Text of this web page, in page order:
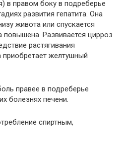
в правом боку в подреберье
развития гепатита. Она
живота или спускается
повышена. Развивается цирроз
растягивания
желтушный
правее в подреберье
болезнях печени.
спиртным,